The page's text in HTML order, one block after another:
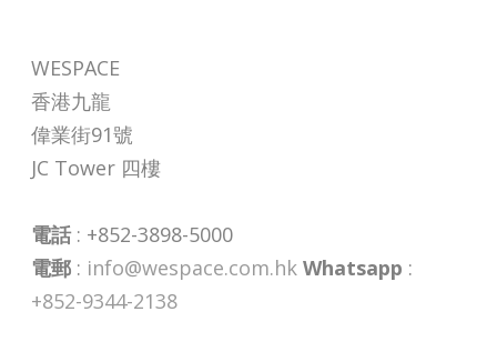
WESPACE
香港九龍
偉業街91號
JC Tower 四樓
電話 : +852-3898-5000
電郵 : info@wespace.com.hk Whatsapp :
+852-9344-2138